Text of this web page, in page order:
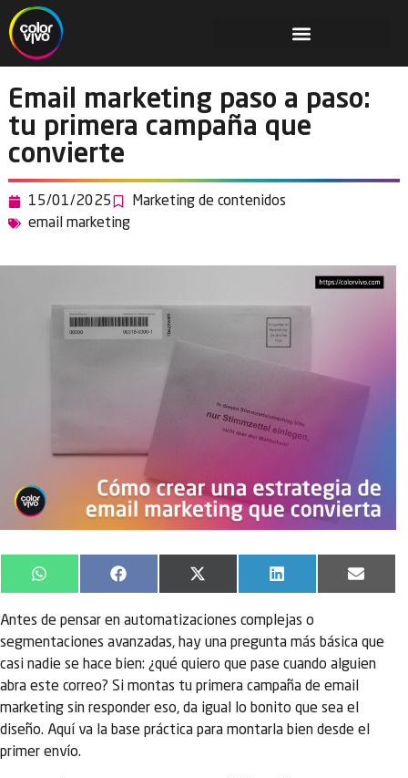
Email marketing paso a paso:
tu primera campaña que
convierte
15/01/2025
Marketing de contenidos
email marketing
WhatsApp Facebook
X
(Twitter)
LinkedIn Email
Antes de pensar en automatizaciones complejas o
segmentaciones avanzadas, hay una pregunta más básica que
casi nadie se hace bien: ¿qué quiero que pase cuando alguien
abra este correo? Si montas tu primera campaña de email
marketing sin responder eso, da igual lo bonito que sea el
diseño. Aquí va la base práctica para montarla bien desde el
primer envío.